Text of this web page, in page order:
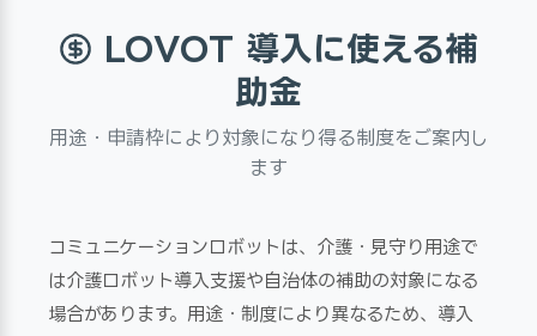
LOVOT 導入に使える補
助金
用途・申請枠により対象になり得る制度をご案内し
ます
コミュニケーションロボットは、介護・見守り用途で
は介護ロボット導入支援や自治体の補助の対象になる
場合があります。用途・制度により異なるため、導入